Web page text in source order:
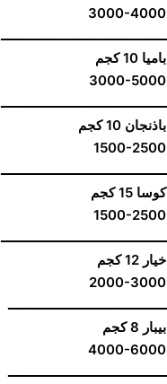
3000-4000
ــــــــــــــــــــــــــــــــــــــــــــــ
باميا 10 كجم
3000-5000
ــــــــــــــــــــــــــــــــــــــــــــــ
باذنجان 10 كجم
1500-2500
ــــــــــــــــــــــــــــــــــــــــــــــ
كوسا 15 كجم
1500-2500
ــــــــــــــــــــــــــــــــــــــــــــــ
خيار 12 كجم
2000-3000
ــــــــــــــــــــــــــــــــــــــــــــ
بيبار 8 كجم
4000-6000
ــــــــــــــــــــــــــــــــــــــــــــ